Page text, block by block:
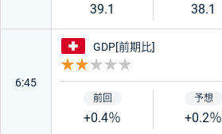
39.1 38.1
6:45
スイス
GDP[前期比]
+0.4％ +0.2％